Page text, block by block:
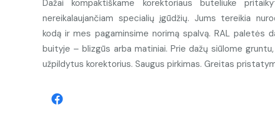
Dažai kompaktiškame korektoriaus buteliuke
nereikalaujančiam specialių įgūdžių. Jums tereikia
kodą ir mes pagaminsime norimą spalvą. RAL paletės
buityje – blizgūs arba matiniai. Prie dažų siūlome
užpildytus korektorius. Saugus pirkimas. Greitas